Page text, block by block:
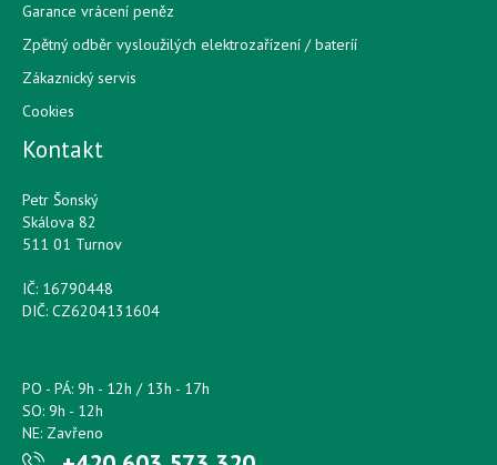
Garance vrácení peněz
Zpětný odběr vysloužilých elektrozařízení / bateríí
Zákaznický servis
Cookies
Kontakt
Petr Šonský
Skálova 82
511 01 Turnov
IČ: 16790448
DIČ: CZ6204131604
PO - PÁ: 9h - 12h / 13h - 17h
SO: 9h - 12h
NE: Zavřeno